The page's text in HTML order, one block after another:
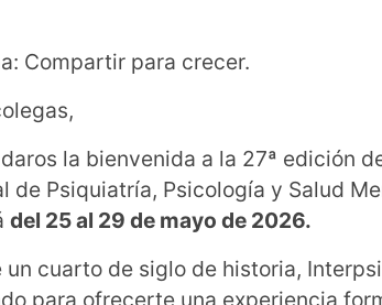
Compartir para crecer.
la bienvenida a la 27ª edición
de Psiquiatría, Psicología y Salud
del 25 al 29 de mayo de 2026.
un cuarto de siglo de historia,
para ofrecerte una experiencia